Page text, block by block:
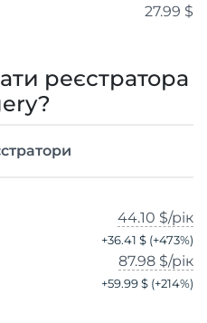
27.99 $
реєстратора
44.10 $/рік
+36.41 $ (+473%)
87.98 $/рік
+59.99 $ (+214%)